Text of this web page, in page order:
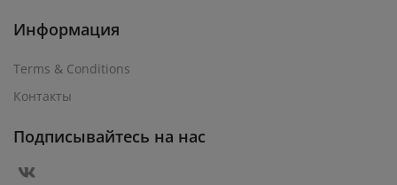
Информация
Terms & Conditions
Контакты
Подписывайтесь на нас